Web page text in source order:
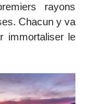
rayons
Chacun y va
immortaliser le